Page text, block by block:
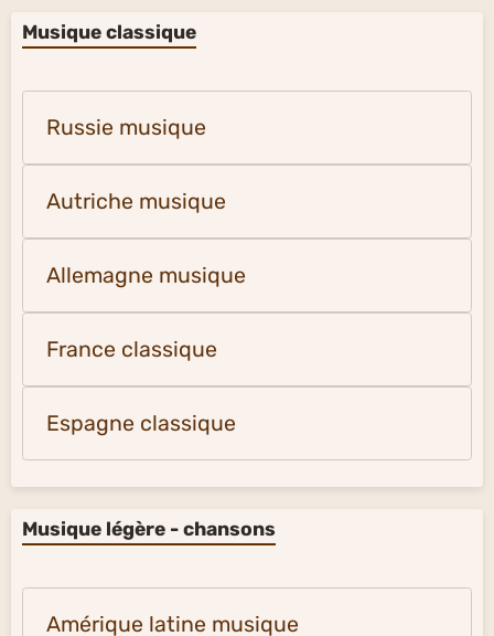
Musique classique
Russie musique
Autriche musique
Allemagne musique
France classique
Espagne classique
Musique légère - chansons
Amérique latine musique